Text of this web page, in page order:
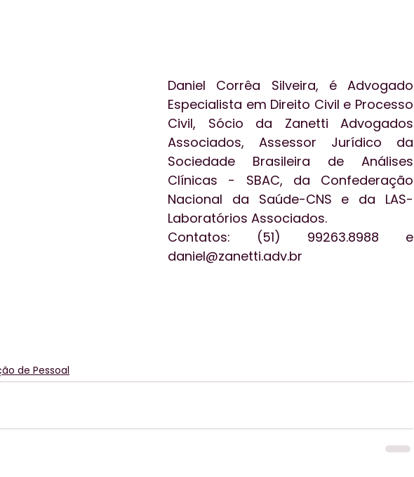
Daniel Corrêa Silveira, é Advogado
Especialista em Direito Civil e Processo
Civil, Sócio da Zanetti Advogados
Associados, Assessor Jurídico da
Sociedade Brasileira de Análises
Clínicas - SBAC, da Confederação
Nacional da Saúde-CNS e da LAS-
Laboratórios Associados.
Contatos: (51) 99263.8988 e
daniel@zanetti.adv.br
de Pessoal